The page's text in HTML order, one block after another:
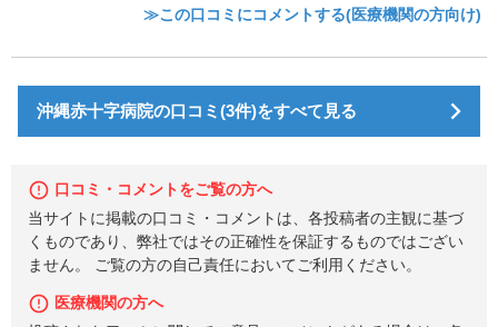
≫この口コミにコメントする(医療機関の方向け)
沖縄赤十字病院の口コミ(3件)をすべて見る
口コミ・コメントをご覧の方へ
当サイトに掲載の口コミ・コメントは、各投稿者の主観に基づ
くものであり、弊社ではその正確性を保証するものではござい
ません。 ご覧の方の自己責任においてご利用ください。
医療機関の方へ